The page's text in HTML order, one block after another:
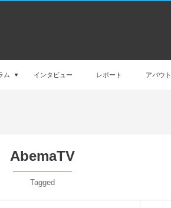
ム インタビュー レポート アバウト
AbemaTV
Tagged